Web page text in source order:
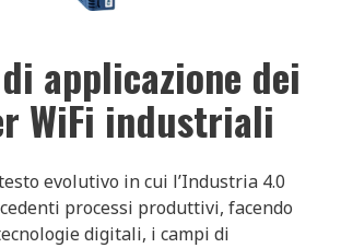
applicazione dei
WiFi industriali
evolutivo in cui l’Industria 4.0
processi produttivi, facendo
digitali, i campi di